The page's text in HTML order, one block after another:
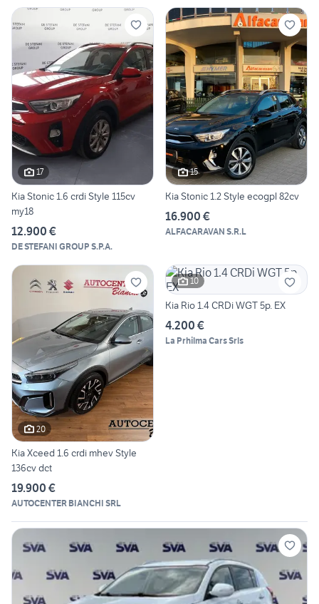
17
Kia Stonic 1.6 crdi Style 115cv
my18
12.900 €
DE STEFANI GROUP S.P.A.
15
Kia Stonic 1.2 Style ecogpl 82cv
16.900 €
ALFACARAVAN S.R.L
20
Kia Xceed 1.6 crdi mhev Style
136cv dct
19.900 €
AUTOCENTER BIANCHI SRL
10
Kia Rio 1.4 CRDi WGT 5p. EX
4.200 €
La Prhilma Cars Srls